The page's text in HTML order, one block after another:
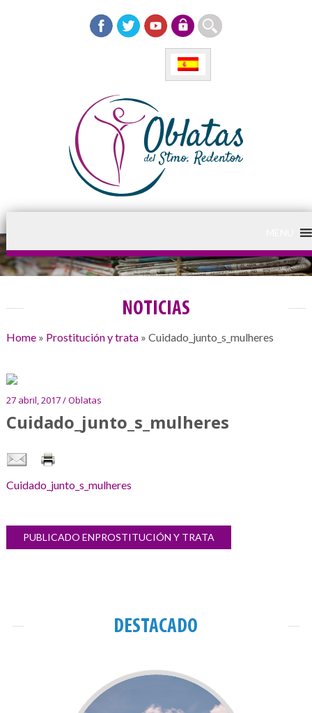
NOTICIAS
Home» Prostitución y trata» Cuidado_junto_s_mulheres
27 abril, 2017 / Oblatas
Cuidado_junto_s_mulheres
Cuidado_junto_s_mulheres
Galería
Navegación
de
PUBLICADO ENPROSTITUCIÓN Y TRATA
DESTACADO